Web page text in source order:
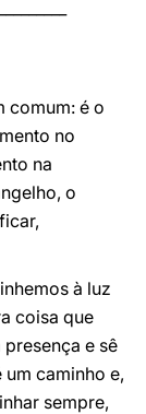
comum: é o
no
na
o
à luz
coisa que
e sê
caminho e,
sempre,